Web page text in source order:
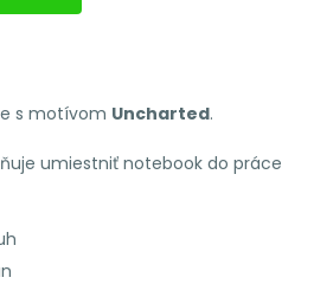
s motívom Uncharted.
umiestniť notebook do práce